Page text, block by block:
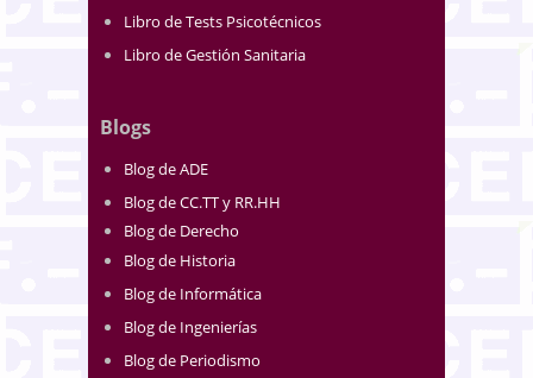
Libro de Tests Psicotécnicos
Libro de Gestión Sanitaria
Blogs
Blog de ADE
Blog de CC.TT y RR.HH
Blog de Derecho
Blog de Historia
Blog de Informática
Blog de Ingenierías
Blog de Periodismo